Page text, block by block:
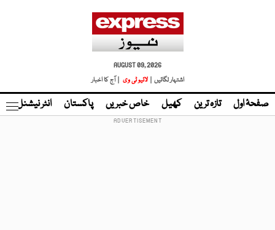
AUGUST 09, 2026
اشتہار لگائیں |
لائیو ٹی وی | آج کا اخبار
صفحۂ اول تازہ ترین کھیل خاص خبریں پاکستان انٹر نیشنل